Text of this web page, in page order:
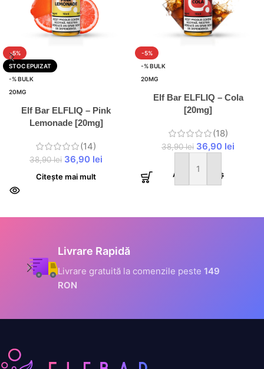
-5%
STOC EPUIZAT
-% BULK
20MG
Elf Bar ELFLIQ – Pink
Lemonade [20mg]
(14)
38,90lei 36,90 lei
Citește mai mult
-5%
-% BULK
20MG
Elf Bar ELFLIQ – Cola
[20mg]
(18)
38,90lei 36,90 lei
Adaugă în coș
Informații Securizate
Toate datele tale suntcriptate prin SSL